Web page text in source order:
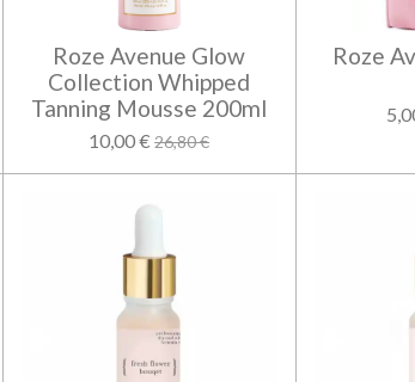
Roze Avenue Glow
Collection Whipped
Tanning Mousse 200ml
10,00 €26,80 €
Roze